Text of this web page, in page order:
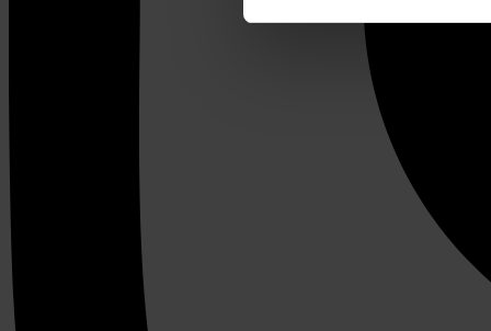
We gebruiken cookies om
websiteverkeer te
media, adverteren en
verstrekt of die ze hebben